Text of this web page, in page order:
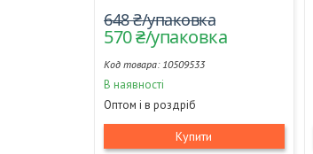
648 ₴/упаковка
570 ₴/упаковка
10509533
В наявності
Оптом і в роздріб
Купити